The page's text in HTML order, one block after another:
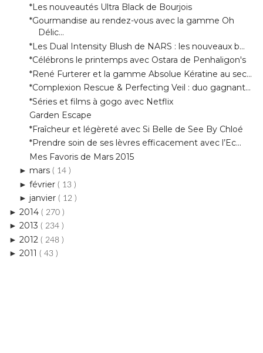
*Les Dual Intensity Blush de NARS : les nouveaux b...
*Célébrons le printemps avec Ostara de Penhaligon's
*René Furterer et la gamme Absolue Kératine au sec...
*Complexion Rescue & Perfecting Veil : duo gagnant...
*Séries et films à gogo avec Netflix
Garden Escape
*Fraîcheur et légèreté avec Si Belle de See By Chloé
*Prendre soin de ses lèvres efficacement avec l’Ec...
Mes Favoris de Mars 2015
mars( 14 )
février( 13 )
janvier( 12 )
2014( 270 )
2013( 234 )
2012( 248 )
► 2011 ( 43 )